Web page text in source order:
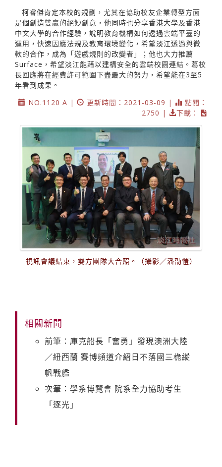
柯睿傑肯定本校的規劃，尤其在協助校友企業轉型方面
是個創造雙贏的絕妙創意，他同時也分享香港大學及香港
中文大學的合作經驗，說明教育機構如何透過雲端平臺的
運用，快速因應法規及教育環境變化，希望淡江透過與微
軟的合作，成為「遊戲規則的改變者」；他也大力推薦
Surface，希望淡江能藉以建構安全的雲端校園連結。葛校
長回應將在經費許可範圍下盡最大的努力，希望能在3至5
年看到成果。
NO.1120 A |
更新時間：2021-03-09 |
點閱：
2750 |
下載：
視訊會議結束，雙方團隊大合照。（攝影／潘劭愷）
相關新聞
前筆：庫克船長「奮勇」發現澳洲大陸
／紐西蘭 賽博頻道介紹日不落國三桅縱
帆戰艦
次筆：學系博覽會 院系全力協助考生
「逐光」